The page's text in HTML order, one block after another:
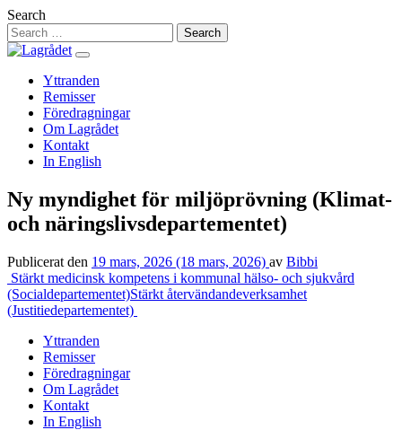
Hoppa
till
innehåll
Search
Yttranden
Remisser
Föredragningar
Om Lagrådet
Kontakt
In English
Ny myndighet för miljöprövning (Klimat-
och näringslivsdepartementet)
Publicerat den 19 mars, 2026 (18 mars, 2026) av Bibbi
Inläggsnavigering
Stärkt medicinsk kompetens i kommunal hälso- och sjukvård
(Socialdepartementet)Stärkt återvändandeverksamhet
(Justitiedepartementet)
Yttranden
Remisser
Föredragningar
Om Lagrådet
Kontakt
In English